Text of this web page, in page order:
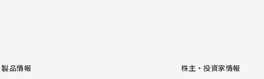
製品情報 株主・投資家情報